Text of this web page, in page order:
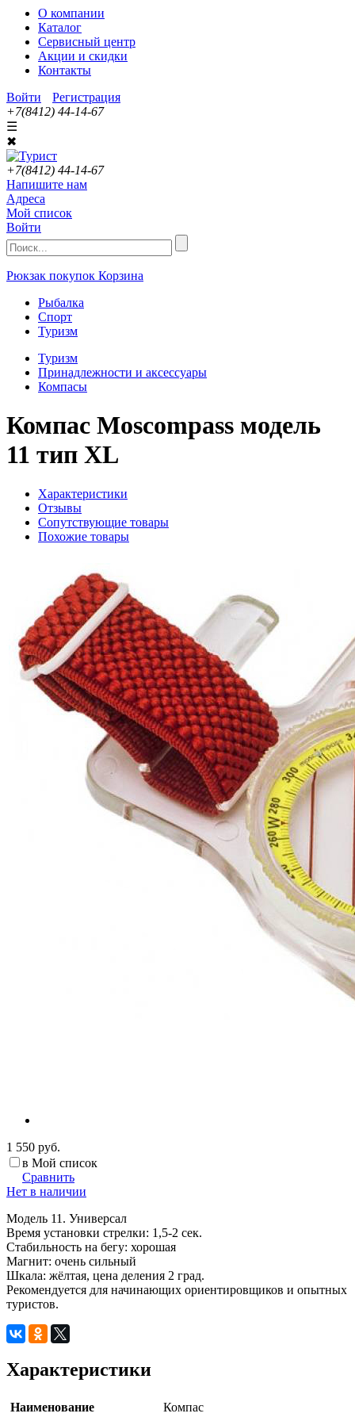
О компании
Каталог
Сервисный центр
Акции и скидки
Контакты
Войти
Регистрация
+7(8412) 44-14-67
☰
✖
+7(8412) 44-14-67
Напишите нам
Адреса
Мой список
Войти
Рюкзак покупок Корзина
Рыбалка
Спорт
Туризм
Туризм
Принадлежности и аксессуары
Компасы
Компас Moscompass модель
11 тип XL
Характеристики
Отзывы
Сопутствующие товары
Похожие товары
1 550 руб.
в Мой список
Сравнить
Нет в наличии
Модель 11. Универсал
Время установки стрелки: 1,5-2 сек.
Стабильность на бегу: хорошая
Магнит: очень сильный
Шкала: жёлтая, цена деления 2 град.
Рекомендуется для начинающих ориентировщиков и опытных
туристов.
Характеристики
Наименование Компас